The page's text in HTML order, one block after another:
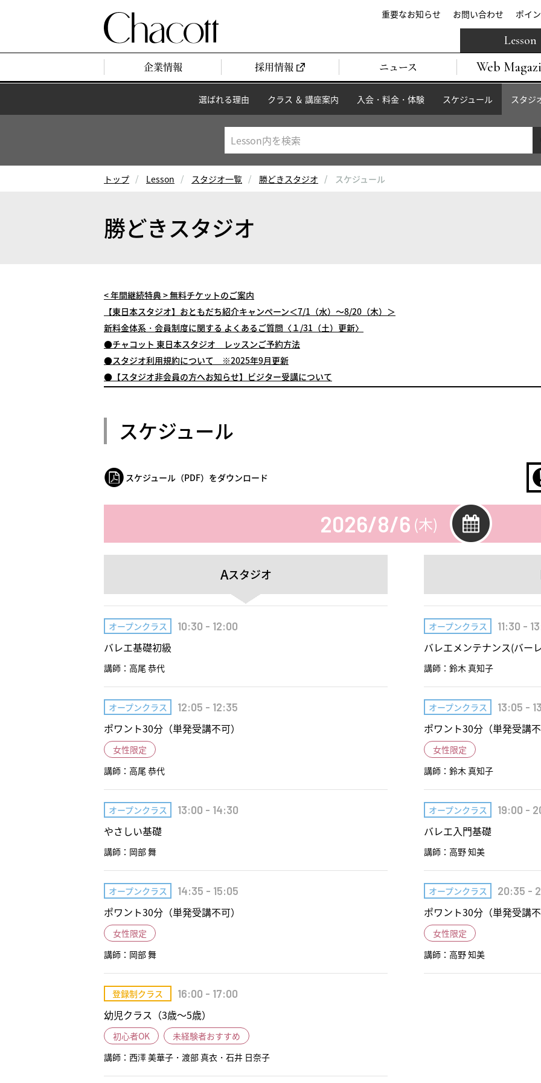
重要なお知らせ お問い合わせ ポイ
企業情報 採用情報 ニュース Web
Lesson
選ばれる理由 クラス ＆ 講座案内 入会・料金・体験 スケジュール スタジ
トップ Lesson スタジオ一覧 勝どきスタジオ スケジュール
勝どきスタジオ
< 年間継続特典 > 無料チケットのご案内
【東日本スタジオ】おともだち紹介キャンペーン＜7/1（水）～8/20（木）＞
新料金体系・会員制度に関する よくあるご質問〈１/31（土）更新〉
●チャコット 東日本スタジオ レッスンご予約方法
●スタジオ利用規約について ※2025年9月更新
●【スタジオ非会員の方へお知らせ】ビジター受講について
スケジュール
スケジュール（PDF）をダウンロード
2026/8/6 (木)
Aスタジオ
オープンクラス 10:30 - 12:00
バレエ基礎初級
講師：高尾 恭代
オープンクラス 12:05 - 12:35
ポワント30分（単発受講不可）
女性限定
講師：高尾 恭代
オープンクラス 13:00 - 14:30
やさしい基礎
講師：岡部 舞
オープンクラス 14:35 - 15:05
ポワント30分（単発受講不可）
女性限定
講師：岡部 舞
登録制クラス 16:00 - 17:00
幼児クラス（3歳～5歳）
初心者OK
未経験者おすすめ
講師：西澤 美華子・渡部 真衣・石井 日奈子
オープンクラス 11:30 -
バレエメンテナンス(バー
講師：鈴木 真知子
オープンクラス 13:05 -
ポワント30分（単発受講不
女性限定
講師：鈴木 真知子
オープンクラス 19:00 -
バレエ入門基礎
講師：高野 知美
オープンクラス 20:35 -
ポワント30分（単発受講不
女性限定
講師：高野 知美